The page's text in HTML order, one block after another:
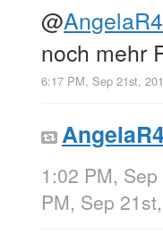
@
noch mehr
6:17 PM, Sep 21st,
1:02 PM,
PM, Sep